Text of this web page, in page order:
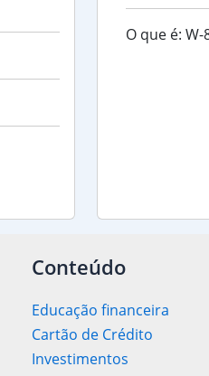
O que é: W-
Conteúdo
Educação financeira
Cartão de Crédito
Investimentos